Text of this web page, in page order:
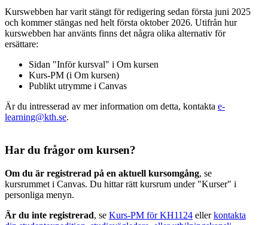
Kurswebben har varit stängt för redigering sedan första juni 2025
och kommer stängas ned helt första oktober 2026. Utifrån hur
kurswebben har använts finns det några olika alternativ för
ersättare:
Sidan "Inför kursval" i Om kursen
Kurs-PM (i Om kursen)
Publikt utrymme i Canvas
Är du intresserad av mer information om detta, kontakta e-
learning@kth.se.
Har du frågor om kursen?
Om du är registrerad på en aktuell kursomgång, se
kursrummet i Canvas. Du hittar rätt kursrum under "Kurser" i
personliga menyn.
Är du inte registrerad, se Kurs-PM för KH1124 ellerkontakta